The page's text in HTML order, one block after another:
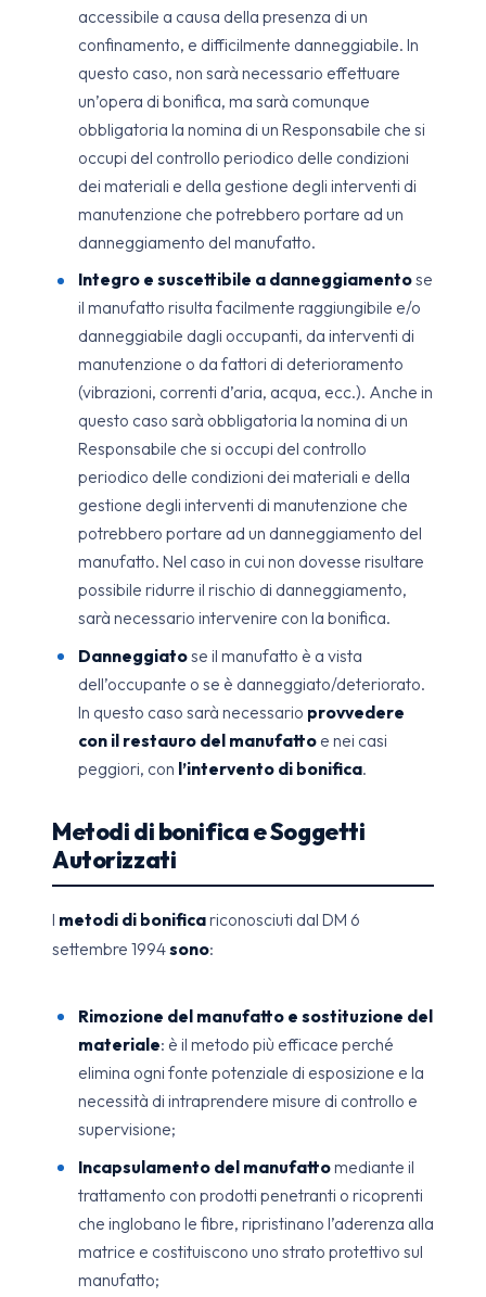
accessibile a causa della presenza di un
confinamento, e difficilmente danneggiabile. In
questo caso, non sarà necessario effettuare
un’opera di bonifica, ma sarà comunque
obbligatoria la nomina di un Responsabile che si
occupi del controllo periodico delle condizioni
dei materiali e della gestione degli interventi di
manutenzione che potrebbero portare ad un
danneggiamento del manufatto.
Integro e suscettibile a danneggiamentose
il manufatto risulta facilmente raggiungibile e/o
danneggiabile dagli occupanti, da interventi di
manutenzione o da fattori di deterioramento
(vibrazioni, correnti d’aria, acqua, ecc.). Anche in
questo caso sarà obbligatoria la nomina di un
Responsabile che si occupi del controllo
periodico delle condizioni dei materiali e della
gestione degli interventi di manutenzione che
potrebbero portare ad un danneggiamento del
manufatto. Nel caso in cui non dovesse risultare
possibile ridurre il rischio di danneggiamento,
sarà necessario intervenire con la bonifica.
Danneggiatose il manufatto è a vista
dell’occupante o se è danneggiato/deteriorato.
In questo caso sarà necessario provvedere
con il restauro del manufatto e nei casi
peggiori, con l’intervento di bonifica.
Metodi di bonifica e Soggetti
Autorizzati
I metodi di bonificariconosciuti dal DM 6
settembre 1994sono:
Rimozione del manufatto e sostituzione del
materiale: è il metodo più efficace perché
elimina ogni fonte potenziale di esposizione e la
necessità di intraprendere misure di controllo e
supervisione;
Incapsulamento del manufattomediante il
trattamento con prodotti penetranti o ricoprenti
che inglobano le fibre, ripristinano l’aderenza alla
matrice e costituiscono uno strato protettivo sul
manufatto;